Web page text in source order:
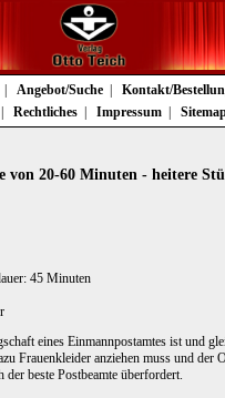
Angebot/Suche
Kontakt/
Rechtliches Impressum
von 20-60 Minuten - heitere
45 Minuten
eines Einmannpostamtes ist und
Frauenkleider anziehen muss und der
beste Postbeamte überfordert.